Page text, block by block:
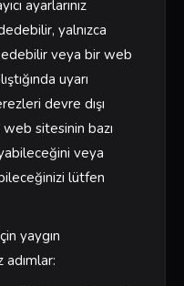
ayarlarınız
yalnızca
veya bir web
uyarı
devre dışı
web sitesinin bazı
veya
lütfen
yaygın
adımlar: